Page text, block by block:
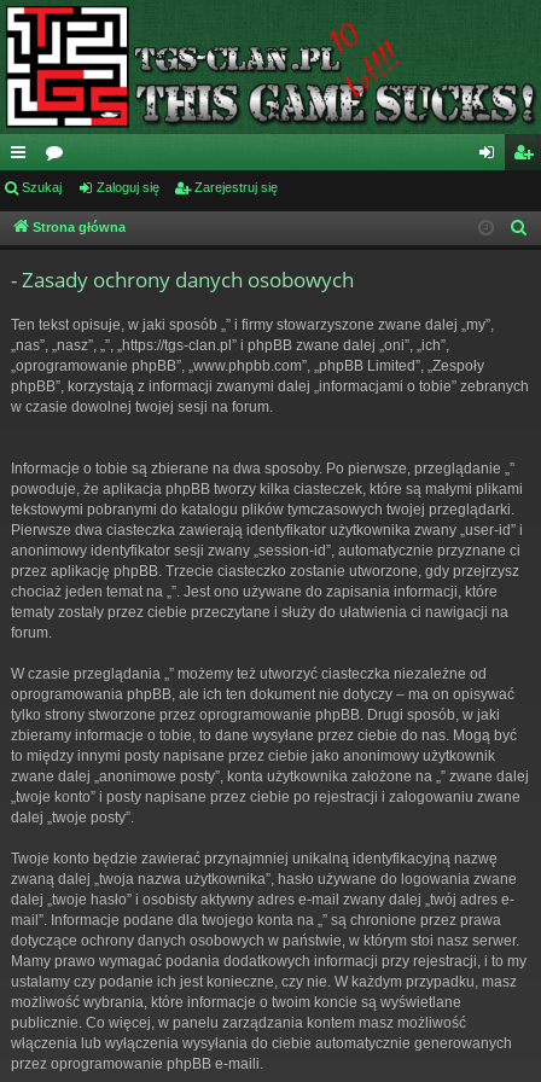
ię
ce
or
a og
ę
ej
Szukaj Zaloguj się Zarejestruj się
Strona główna
- Zasady ochrony danych osobowych
Ten tekst opisuje, w jaki sposób „” i firmy stowarzyszone zwane dalej „my”,
„nas”, „nasz”, „”, „https://tgs-clan.pl” i phpBB zwane dalej „oni”, „ich”,
„oprogramowanie phpBB”, „www.phpbb.com”, „phpBB Limited”, „Zespoły
phpBB”, korzystają z informacji zwanymi dalej „informacjami o tobie” zebranych
w czasie dowolnej twojej sesji na forum.
Informacje o tobie są zbierane na dwa sposoby. Po pierwsze, przeglądanie „”
powoduje, że aplikacja phpBB tworzy kilka ciasteczek, które są małymi plikami
tekstowymi pobranymi do katalogu plików tymczasowych twojej przeglądarki.
Pierwsze dwa ciasteczka zawierają identyfikator użytkownika zwany „user-id” i
anonimowy identyfikator sesji zwany „session-id”, automatycznie przyznane ci
przez aplikację phpBB. Trzecie ciasteczko zostanie utworzone, gdy przejrzysz
chociaż jeden temat na „”. Jest ono używane do zapisania informacji, które
tematy zostały przez ciebie przeczytane i służy do ułatwienia ci nawigacji na
forum.
W czasie przeglądania „” możemy też utworzyć ciasteczka niezależne od
oprogramowania phpBB, ale ich ten dokument nie dotyczy – ma on opisywać
tylko strony stworzone przez oprogramowanie phpBB. Drugi sposób, w jaki
zbieramy informacje o tobie, to dane wysyłane przez ciebie do nas. Mogą być
to między innymi posty napisane przez ciebie jako anonimowy użytkownik
zwane dalej „anonimowe posty”, konta użytkownika założone na „” zwane dalej
„twoje konto” i posty napisane przez ciebie po rejestracji i zalogowaniu zwane
dalej „twoje posty”.
Twoje konto będzie zawierać przynajmniej unikalną identyfikacyjną nazwę
zwaną dalej „twoja nazwa użytkownika”, hasło używane do logowania zwane
dalej „twoje hasło” i osobisty aktywny adres e-mail zwany dalej „twój adres e-
mail”. Informacje podane dla twojego konta na „” są chronione przez prawa
dotyczące ochrony danych osobowych w państwie, w którym stoi nasz serwer.
Mamy prawo wymagać podania dodatkowych informacji przy rejestracji, i to my
ustalamy czy podanie ich jest konieczne, czy nie. W każdym przypadku, masz
możliwość wybrania, które informacje o twoim koncie są wyświetlane
publicznie. Co więcej, w panelu zarządzania kontem masz możliwość
włączenia lub wyłączenia wysyłania do ciebie automatycznie generowanych
przez oprogramowanie phpBB e-maili.